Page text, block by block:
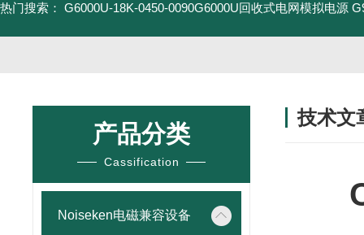
热门搜索： G6000U-18K-0450-0090G6000U回收式电网模拟电源
产品分类
Cassification
Noiseken电磁兼容设备
技术文